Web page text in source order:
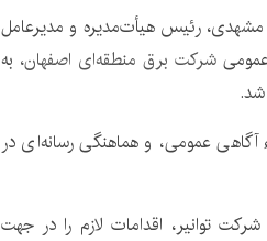
رئیس هیأت‌مدیره و مدیرعامل
شرکت برق منطقه‌ای اصفهان، به
آگاهی عمومی، و هماهنگی رسانه‌ای در
توانیر، اقدامات لازم را در جهت